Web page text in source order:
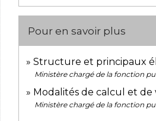
Pour en savoir plus
Structure et principaux
Ministère chargé de la fonction
Modalités de calcul et
Ministère chargé de la fonction